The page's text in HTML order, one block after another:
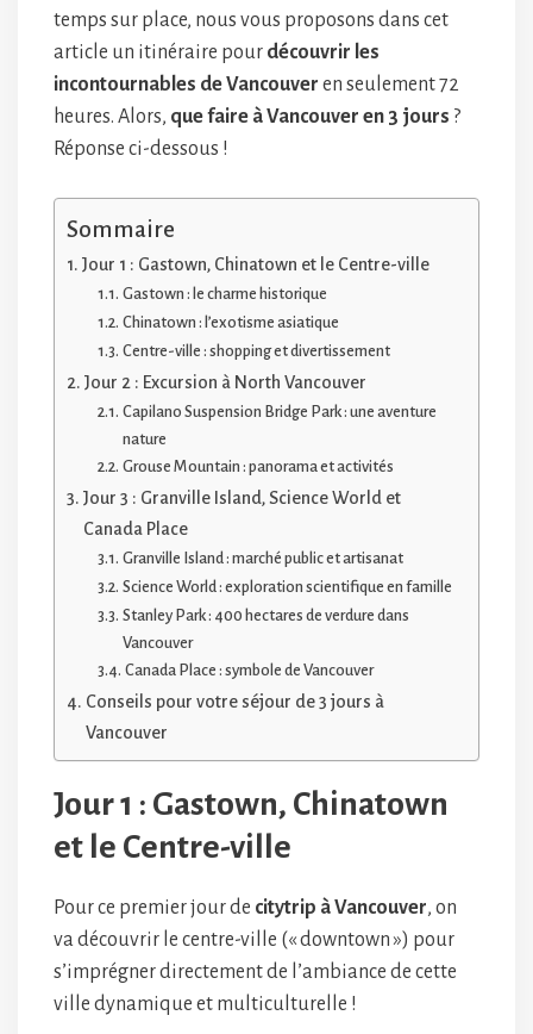
temps sur place, nous vous proposons dans cet
article un itinéraire pour découvrir les
incontournables de Vancouver en seulement 72
heures. Alors, que faire à Vancouver en 3 jours ?
Réponse ci-dessous !
Sommaire
Jour 1 : Gastown, Chinatown et le Centre-ville
Gastown : le charme historique
Chinatown : l’exotisme asiatique
Centre-ville : shopping et divertissement
Jour 2 : Excursion à North Vancouver
Capilano Suspension Bridge Park : une aventure
nature
Grouse Mountain : panorama et activités
Jour 3 : Granville Island, Science World et
Canada Place
Granville Island : marché public et artisanat
Science World : exploration scientifique en famille
Stanley Park : 400 hectares de verdure dans
Vancouver
Canada Place : symbole de Vancouver
Conseils pour votre séjour de 3 jours à
Vancouver
Jour 1 : Gastown, Chinatown
et le Centre-ville
Pour ce premier jour de citytrip à Vancouver, on
va découvrir le centre-ville (« downtown ») pour
s’imprégner directement de l’ambiance de cette
ville dynamique et multiculturelle !